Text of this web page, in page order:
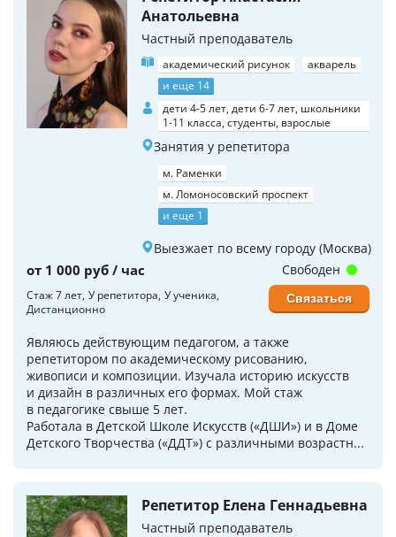
Анатольевна
Частный преподаватель
академический рисунок
акварель
и еще 14
дети 4-5 лет, дети 6-7 лет, школьники
1-11 класса, студенты, взрослые
Занятия у репетитора
м. Раменки
м. Ломоносовский проспект
и еще 1
Выезжает по всему городу (Москва)
от 1 000 руб / час
Стаж 7 лет У репетитора У ученика
Дистанционно
Являюсь действующим педагогом, а также
репетитором по академическому рисованию,
живописи и композиции. Изучала историю искусств
и дизайн в различных его формах. Мой стаж
в педагогике свыше 5 лет.
Работала в Детской Школе Искусств («ДШИ») и в Доме
Детского Творчества («ДДТ») с различными возрастн...
Свободен
Связаться
Репетитор Елена Геннадьевна
Частный преподаватель